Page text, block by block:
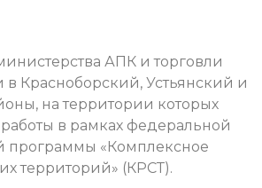
АПК и торговли
в Красноборский, Устьянский и
на территории которых
в рамках федеральной
программы «Комплексное
территорий» (КРСТ).